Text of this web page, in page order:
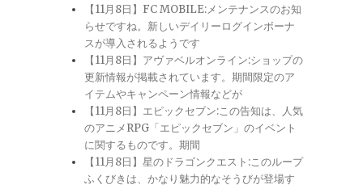
【11月8日】FC MOBILE:メンテナンスのお知
らせですね。新しいデイリーログインボーナ
スが導入されるようです
【11月8日】アヴァベルオンライン:ショップの
更新情報が掲載されています。期間限定のア
イテムやキャンペーン情報などが
【11月8日】エピックセブン:この告知は、人気
のアニメRPG「エピックセブン」のイベント
に関するものです。期間
【11月8日】星のドラゴンクエスト:このループ
ふくびきは、かなり魅力的なそうびが登場す